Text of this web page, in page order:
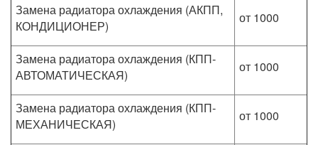
Замена радиатора охлаждения (АКПП,
КОНДИЦИОНЕР)
от 1000
Замена радиатора охлаждения (КПП-
АВТОМАТИЧЕСКАЯ)
от 1000
Замена радиатора охлаждения (КПП-
МЕХАНИЧЕСКАЯ)
от 1000